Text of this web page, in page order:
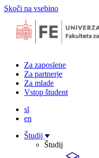
Skoči na vsebino
Za zaposlene
Za partnerje
Za mlade
Vstop študent
sl
en
Študij
Študij